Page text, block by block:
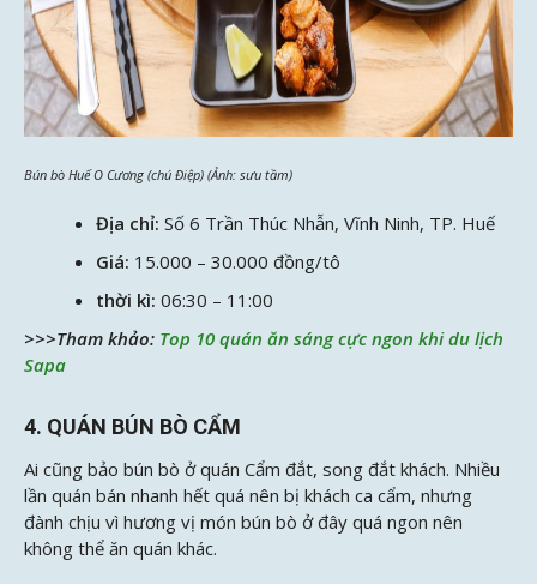
Bún bò Huế O Cương (chú Điệp) (Ảnh: sưu tầm)
Địa chỉ: Số 6 Trần Thúc Nhẫn, Vĩnh Ninh, TP. Huế
Giá: 15.000 – 30.000 đồng/tô
thời kì: 06:30 – 11:00
>>>Tham khảo: Top 10 quán ăn sáng cực ngon khi du lịch
Sapa
4. QUÁN BÚN BÒ CẨM
Ai cũng bảo bún bò ở quán Cẩm đắt, song đắt khách. Nhiều
lần quán bán nhanh hết quá nên bị khách ca cẩm, nhưng
đành chịu vì hương vị món bún bò ở đây quá ngon nên
không thể ăn quán khác.